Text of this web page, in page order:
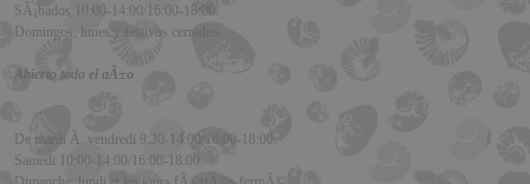
SÃ¡bados 10:00-14:00/16:00-18:00.
Domingos, lunes y festivos cerrados.
Abierto todo el aÃ±o
De mardi Ã vendredi 9:30-14:00/16:00-18:00.
Samedi 10:00-14:00/16:00-18:00.